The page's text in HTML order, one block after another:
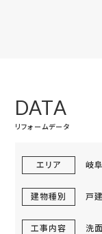
DATA
リフォームデータ
エリア 岐
建物種別 戸
工事内容 洗